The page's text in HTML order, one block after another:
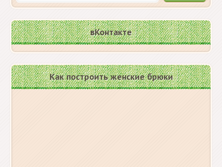
вКонтакте
Как построить женские брюки